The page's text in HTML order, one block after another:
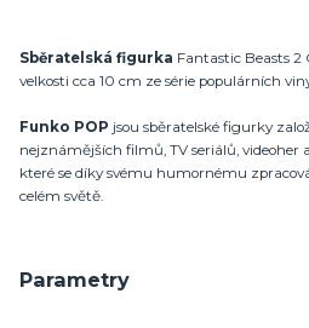
Sběratelská figurka Fantastic Beasts
velkosti cca 10 cm ze série populárních
Funko POP jsou sběratelské figurky
nejznámějších filmů, TV seriálů,
které se díky svému humornému
celém světě.
Parametry